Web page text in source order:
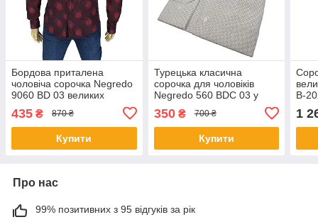
Бордова приталена
чоловіча сорочка Negredo
9060 BD 03 великих
435 ₴ 870 ₴
Купити
Турецька класична
сорочка для чоловіків
Negredo 560 BDC 03 у
350₴ 700 ₴
Купити
B-
1
Про нас
99% позитивних з 95 відгуків за рік